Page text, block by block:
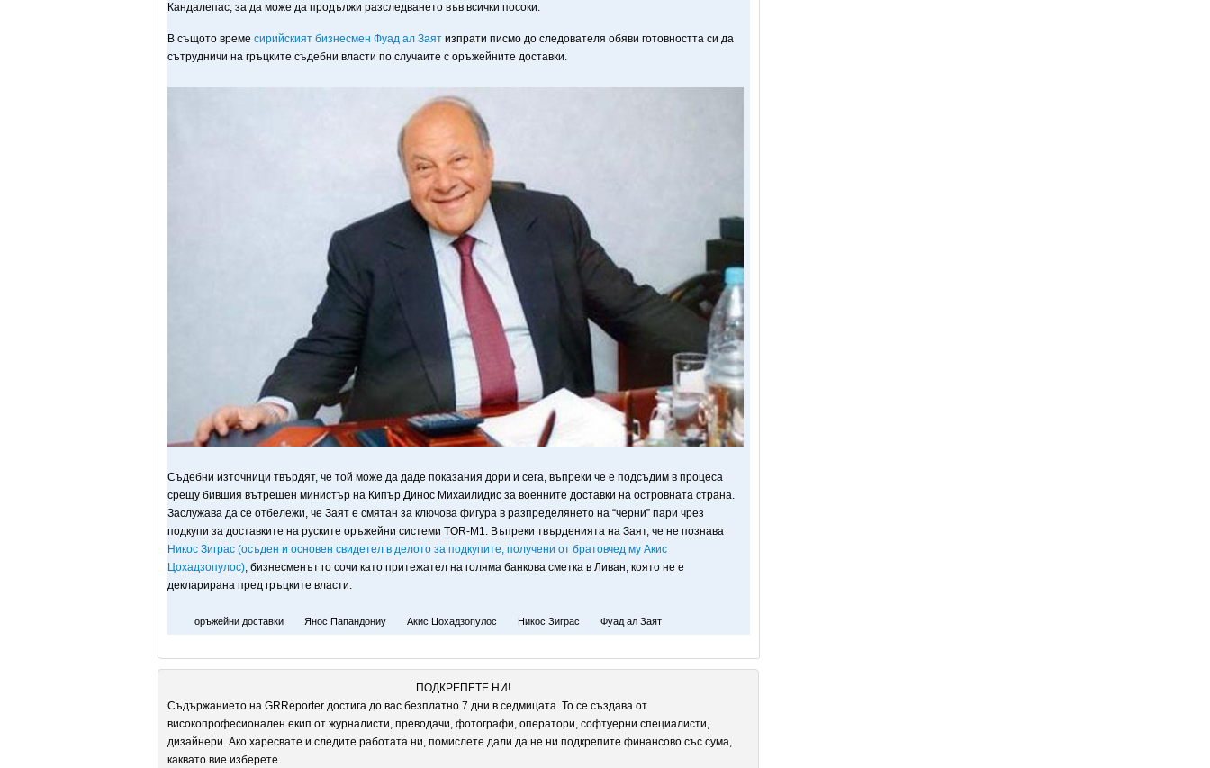
Кандалепас, за да може да продължи разследването във всички посоки.
В същото време сирийският бизнесмен Фуад ал Заят изпрати писмо до следователя обяви готовността си да
сътрудничи на гръцките съдебни власти по случаите с оръжейните доставки.
Съдебни източници твърдят, че той може да даде показания дори и сега, въпреки че е подсъдим в процеса
срещу бившия вътрешен министър на Кипър Динос Михаилидис за военните доставки на островната страна.
Заслужава да се отбележи, че Заят е смятан за ключова фигура в разпределянето на “черни” пари чрез
подкупи за доставките на руските оръжейни системи TOR-M1. Въпреки твърденията на Заят, че не познава
Никос Зиграс (осъден и основен свидетел в делото за подкупите, получени от братовчед му Акис
Цохадзопулос), бизнесменът го сочи като притежател на голяма банкова сметка в Ливан, която не е
декларирана пред гръцките власти.
оръжейни доставки Янос Папандониу Акис Цохадзопулос Никос Зиграс Фуад ал Заят
ПОДКРЕПЕТЕ НИ!
Съдържанието на GRReporter достига до вас безплатно 7 дни в седмицата. То се създава от
високопрофесионален екип от журналисти, преводачи, фотографи, оператори, софтуерни специалисти,
дизайнери. Ако харесвате и следите работата ни, помислете дали да не ни подкрепите финансово със сума,
каквато вие изберете.